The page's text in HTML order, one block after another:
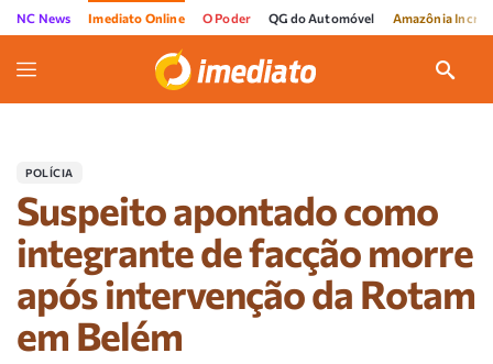
NC News Imediato Online O Poder QG do Automóvel Amazônia
POLÍCIA
Suspeito apontado como
integrante de facção morre
após intervenção da Rotam
em Belém